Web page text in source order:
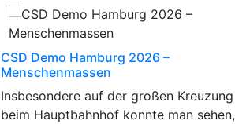
CSD Demo Hamburg 2026 –
Menschenmassen
Insbesondere auf der großen Kreuzung
beim Hauptbahnhof konnte man sehen,